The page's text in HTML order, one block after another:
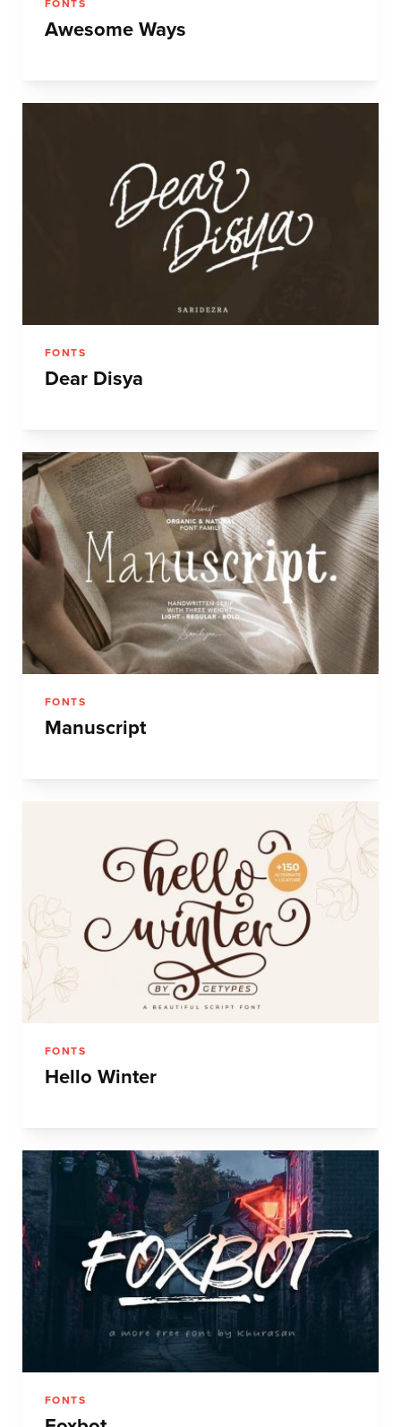
FONTS
Awesome Ways
FONTS
Dear Disya
FONTS
Manuscript
FONTS
Hello Winter
FONTS